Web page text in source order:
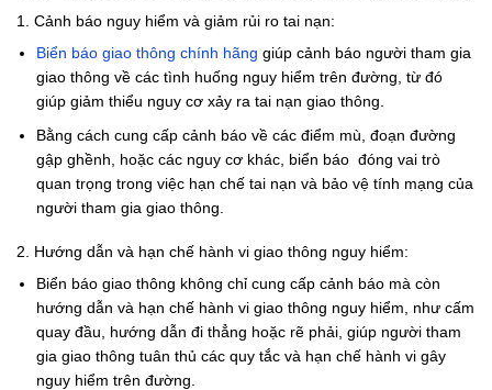
1. Cảnh báo nguy hiểm và giảm rủi ro tai nạn:
Biển báo giao thông chính hãng giúp cảnh báo người tham gia
giao thông về các tình huống nguy hiểm trên đường, từ đó
giúp giảm thiểu nguy cơ xảy ra tai nạn giao thông.
Bằng cách cung cấp cảnh báo về các điểm mù, đoạn đường
gập ghềnh, hoặc các nguy cơ khác, biển báo đóng vai trò
quan trọng trong việc hạn chế tai nạn và bảo vệ tính mạng của
người tham gia giao thông.
2. Hướng dẫn và hạn chế hành vi giao thông nguy hiểm:
Biển báo giao thông không chỉ cung cấp cảnh báo mà còn
hướng dẫn và hạn chế hành vi giao thông nguy hiểm, như cấm
quay đầu, hướng dẫn đi thẳng hoặc rẽ phải, giúp người tham
gia giao thông tuân thủ các quy tắc và hạn chế hành vi gây
nguy hiểm trên đường.